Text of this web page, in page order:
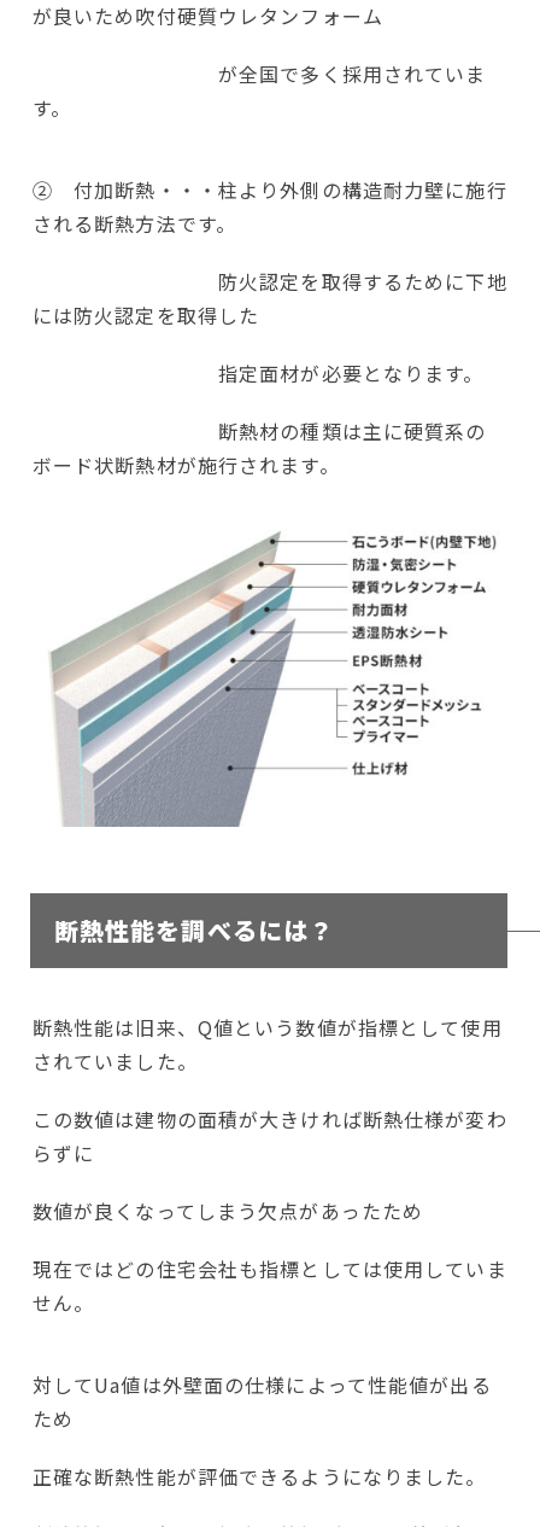
が良いため吹付硬質ウレタンフォーム
が全国で多く採用されていま
す。
② 付加断熱・・・柱より外側の構造耐力壁に施行
される断熱方法です。
防火認定を取得するために下地
には防火認定を取得した
指定面材が必要となります。
断熱材の種類は主に硬質系の
ボード状断熱材が施行されます。
断熱性能を調べるには？
断熱性能は旧来、Q値という数値が指標として使用
されていました。
この数値は建物の面積が大きければ断熱仕様が変わ
らずに
数値が良くなってしまう欠点があったため
現在ではどの住宅会社も指標としては使用していま
せん。
対してUa値は外壁面の仕様によって性能値が出る
ため
正確な断熱性能が評価できるようになりました。